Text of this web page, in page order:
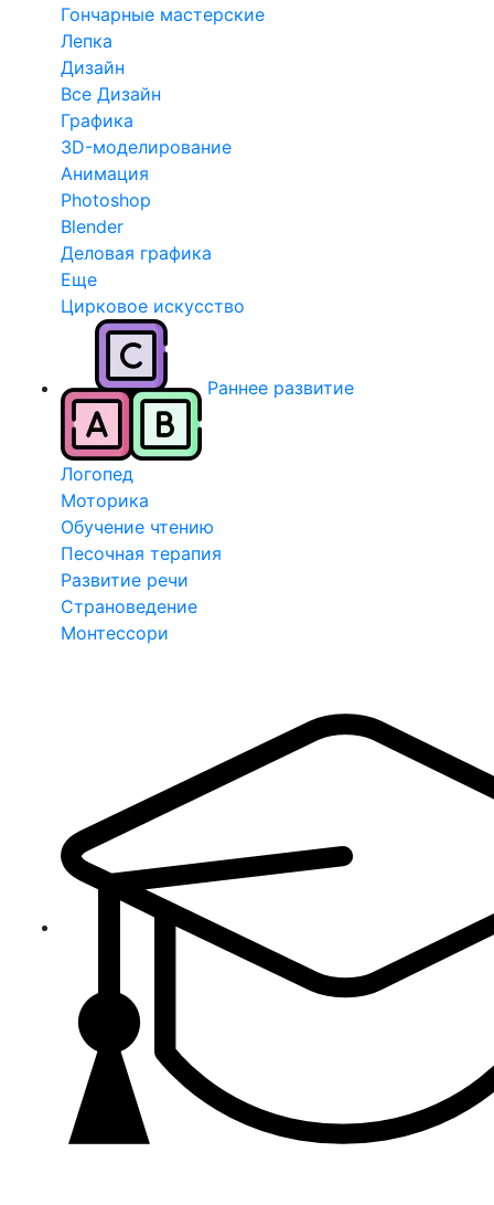
Гончарные мастерские
Лепка
Дизайн
Все Дизайн
Графика
3D-моделирование
Анимация
Photoshop
Blender
Деловая графика
Еще
Цирковое искусство
Раннее развитие
Логопед
Моторика
Обучение чтению
Песочная терапия
Развитие речи
Страноведение
Монтессори